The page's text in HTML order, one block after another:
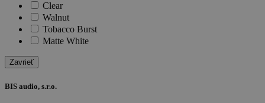
Clear
Walnut
Tobacco Burst
Matte White
Zavrieť
BIS audio, s.r.o.